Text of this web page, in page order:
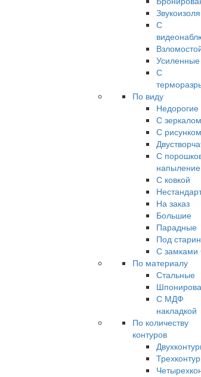
С
Усиленные
С
По виду
Недорогие
С зеркалом
С рисунком
С
С ковкой
На заказ
Большие
Парадные
Под
С замками
По материалу
Стальные
С МДФ
накладкой
По количеству
контуров